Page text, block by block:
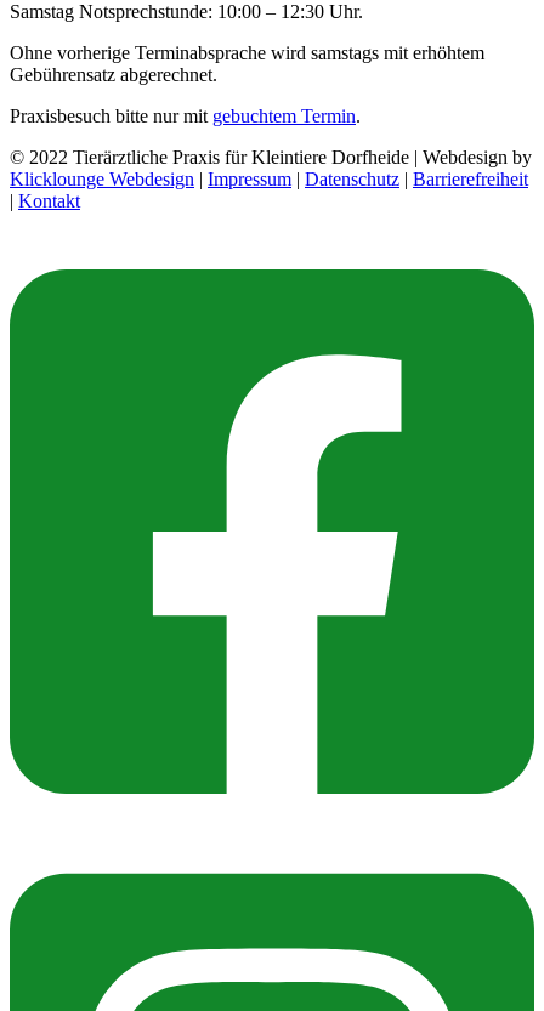
Samstag Notsprechstunde: 10:00 – 12:30 Uhr.
Ohne vorherige Terminabsprache wird samstags mit erhöhtem
Gebührensatz abgerechnet.
Praxisbesuch bitte nur mit gebuchtem Termin.
© 2022 Tierärztliche Praxis für Kleintiere Dorfheide | Webdesign by
Klicklounge Webdesign | Impressum | Datenschutz | Barrierefreiheit
| Kontakt